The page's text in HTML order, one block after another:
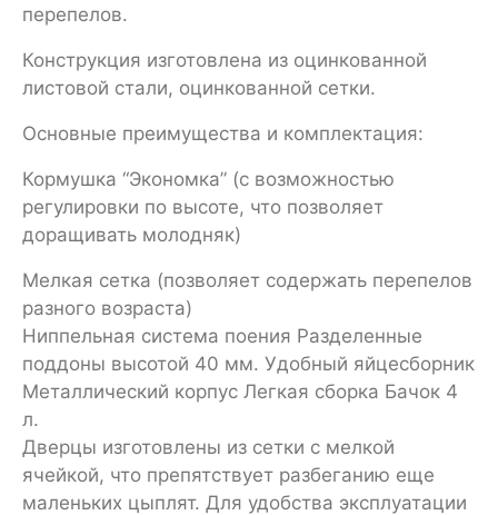
перепелов.
Конструкция изготовлена из оцинкованной
листовой стали, оцинкованной сетки.
Основные преимущества и комплектация:
Кормушка “Экономка” (с возможностью
регулировки по высоте, что позволяет
доращивать молодняк)
Мелкая сетка (позволяет содержать перепелов
разного возраста)
Ниппельная система поения Разделенные
поддоны высотой 40 мм. Удобный яйцесборник
Металлический корпус Легкая сборка Бачок 4
л.
Дверцы изготовлены из сетки с мелкой
ячейкой, что препятствует разбеганию еще
маленьких цыплят. Для удобства эксплуатации